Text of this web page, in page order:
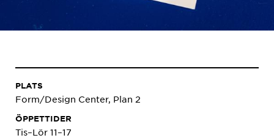
PLATS
Form/Design Center, Plan 2
ÖPPETTIDER
Tis–Lör 11–17